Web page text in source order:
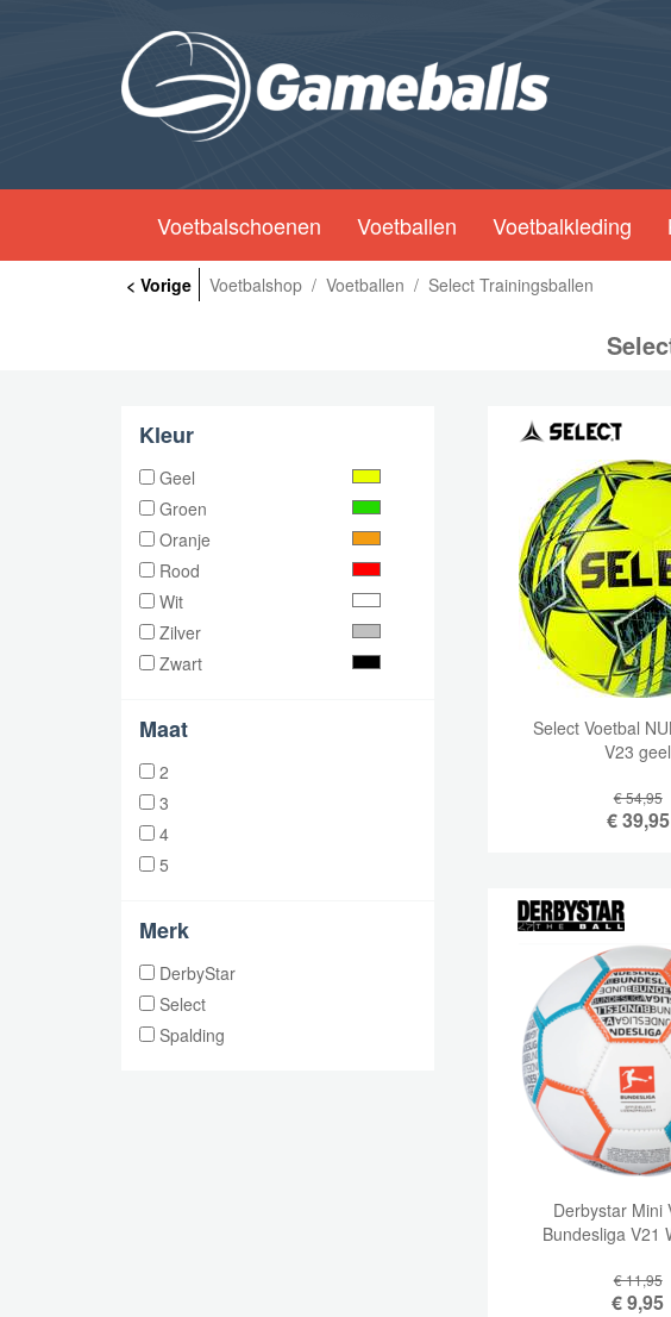
Voetbalschoenen Voetballen Voetbalkleding
< Vorige Voetbalshop / Voetballen / Select Trainingsballen
Select Voetbal
V23 geel
€ 54,95
€39,95
Derbystar Mini
Bundesliga V21
€ 11,95
€9,95
Kleur
Geel
Groen
Oranje
Rood
Wit
Zilver
Zwart
Maat
2
3
4
5
Merk
DerbyStar
Select
Spalding